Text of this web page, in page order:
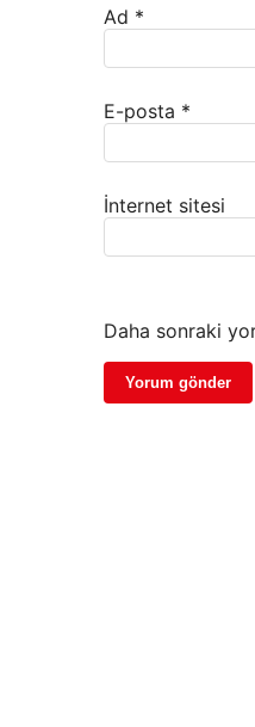
Ad *
E-posta *
İnternet sitesi
Daha sonraki